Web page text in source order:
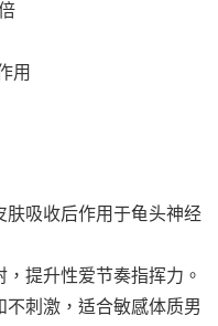
用
肤吸收后作用于龟头神经
提升性爱节奏指挥力。
刺激，适合敏感体质男